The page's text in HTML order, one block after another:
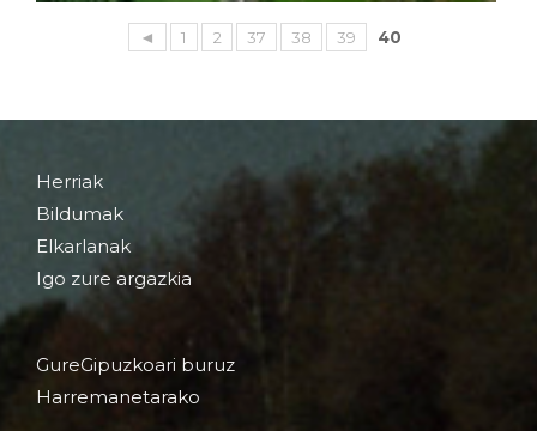
◄ 1 2 37 38 39 40
Herriak
Bildumak
Elkarlanak
Igo zure argazkia
GureGipuzkoari buruz
Harremanetarako